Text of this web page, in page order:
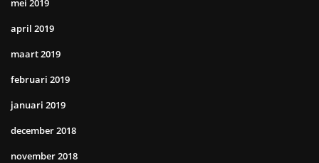
mei 2019
april 2019
maart 2019
februari 2019
januari 2019
december 2018
november 2018